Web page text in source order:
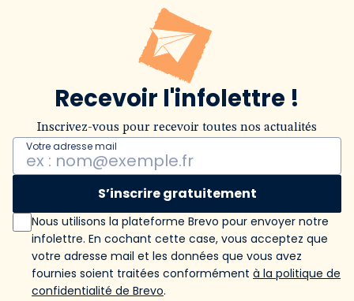
Recevoir l'infolettre !
Inscrivez-vous pour recevoir toutes nos actualités
Votre adresse mail
S’inscrire gratuitement
Nous utilisons la plateforme Brevo pour envoyer notre
infolettre. En cochant cette case, vous acceptez que
votre adresse mail et les données que vous avez
fournies soient traitées conformément à la politique de
confidentialité de Brevo.